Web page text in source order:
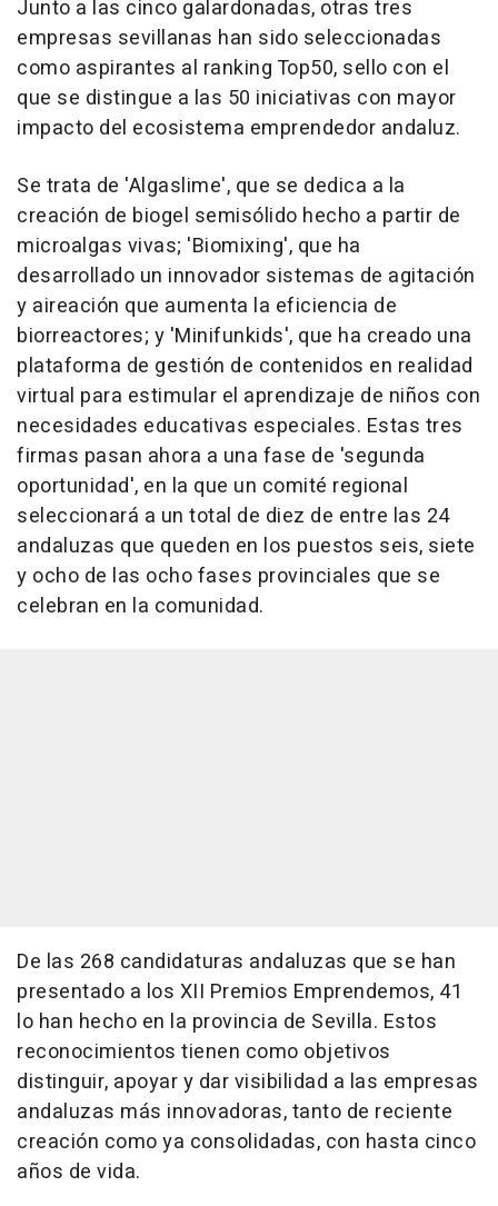
Junto a las cinco galardonadas, otras tres
empresas sevillanas han sido seleccionadas
como aspirantes al ranking Top50, sello con el
que se distingue a las 50 iniciativas con mayor
impacto del ecosistema emprendedor andaluz.
Se trata de 'Algaslime', que se dedica a la
creación de biogel semisólido hecho a partir de
microalgas vivas; 'Biomixing', que ha
desarrollado un innovador sistemas de agitación
y aireación que aumenta la eficiencia de
biorreactores; y 'Minifunkids', que ha creado una
plataforma de gestión de contenidos en realidad
virtual para estimular el aprendizaje de niños con
necesidades educativas especiales. Estas tres
firmas pasan ahora a una fase de 'segunda
oportunidad', en la que un comité regional
seleccionará a un total de diez de entre las 24
andaluzas que queden en los puestos seis, siete
y ocho de las ocho fases provinciales que se
celebran en la comunidad.
De las 268 candidaturas andaluzas que se han
presentado a los XII Premios Emprendemos, 41
lo han hecho en la provincia de Sevilla. Estos
reconocimientos tienen como objetivos
distinguir, apoyar y dar visibilidad a las empresas
andaluzas más innovadoras, tanto de reciente
creación como ya consolidadas, con hasta cinco
años de vida.